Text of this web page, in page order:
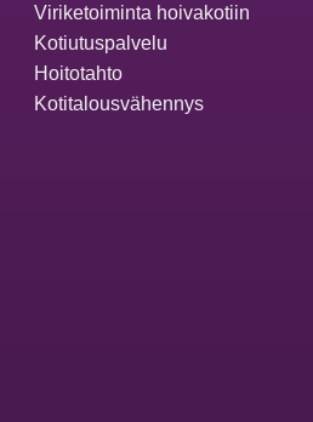
Viriketoiminta hoivakotiin
Kotiutuspalvelu
Hoitotahto
Kotitalousvähennys